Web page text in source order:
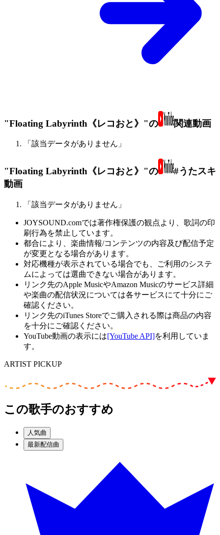
"Floating Labyrinth《レコおと》"の 関連動画
「該当データがありません」
"Floating Labyrinth《レコおと》"の
#うたスキ
動画
「該当データがありません」
JOYSOUND.comでは著作権保護の観点より、歌詞の印
刷行為を禁止しています。
都合により、楽曲情報/コンテンツの内容及び配信予定
が変更となる場合があります。
対応機種が表示されている場合でも、ご利用のシステ
ムによっては選曲できない場合があります。
リンク先のApple MusicやAmazon Musicのサービス詳細
や楽曲の配信状況については各サービスにて十分にご
確認ください。
リンク先のiTunes Storeでご購入される際は商品の内容
を十分にご確認ください。
YouTube動画の表示には[YouTube API]を利用していま
す。
ARTIST PICKUP
この歌手のおすすめ
人気曲
最新配信曲